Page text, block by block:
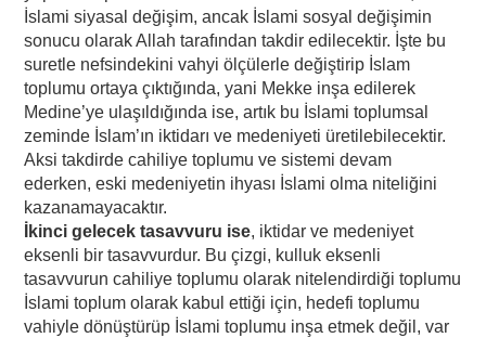
İslami siyasal değişim, ancak İslami sosyal değişimin
sonucu olarak Allah tarafından takdir edilecektir. İşte bu
suretle nefsindekini vahyi ölçülerle değiştirip İslam
toplumu ortaya çıktığında, yani Mekke inşa edilerek
Medine’ye ulaşıldığında ise, artık bu İslami toplumsal
zeminde İslam’ın iktidarı ve medeniyeti üretilebilecektir.
Aksi takdirde cahiliye toplumu ve sistemi devam
ederken, eski medeniyetin ihyası İslami olma niteliğini
kazanamayacaktır.
İkinci gelecek tasavvuru ise, iktidar ve medeniyet
eksenli bir tasavvurdur. Bu çizgi, kulluk eksenli
tasavvurun cahiliye toplumu olarak nitelendirdiği toplumu
İslami toplum olarak kabul ettiği için, hedefi toplumu
vahiyle dönüştürüp İslami toplumu inşa etmek değil, var